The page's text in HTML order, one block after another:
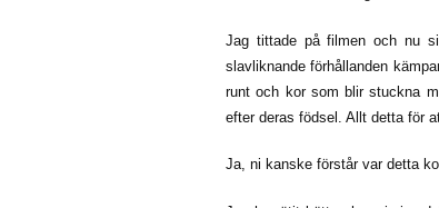
Jag tittade på filmen och nu
slavliknande förhållanden
runt och kor som blir stuckna
efter deras födsel. Allt detta för
Ja, ni kanske förstår var detta